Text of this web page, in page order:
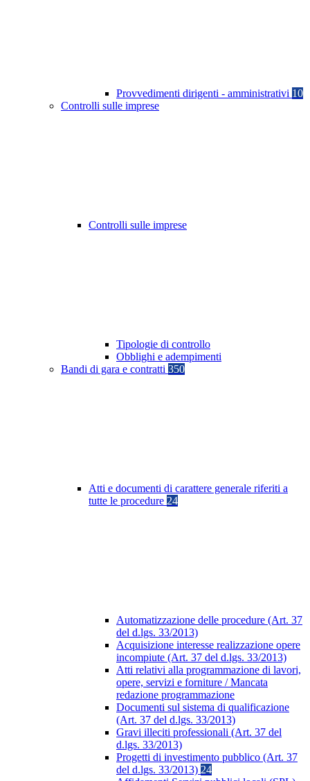
Provvedimenti dirigenti - amministrativi 10
Controlli sulle imprese
Controlli sulle imprese
Tipologie di controllo
Obblighi e adempimenti
Bandi di gara e contratti 350
Atti e documenti di carattere generale riferiti a
tutte le procedure 24
Automatizzazione delle procedure (Art. 37
del d.lgs. 33/2013)
Acquisizione interesse realizzazione opere
incompiute (Art. 37 del d.lgs. 33/2013)
Atti relativi alla programmazione di lavori,
opere, servizi e forniture / Mancata
redazione programmazione
Documenti sul sistema di qualificazione
(Art. 37 del d.lgs. 33/2013)
Gravi illeciti professionali (Art. 37 del
d.lgs. 33/2013)
Progetti di investimento pubblico (Art. 37
del d.lgs. 33/2013) 24